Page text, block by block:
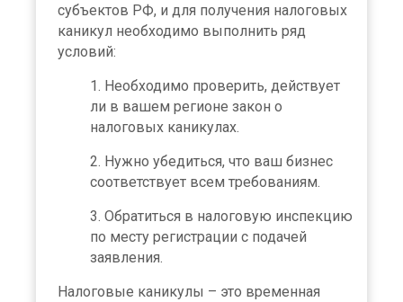
субъектов РФ, и для получения налоговых
каникул необходимо выполнить ряд
условий:
Необходимо проверить, действует
ли в вашем регионе закон о
налоговых каникулах.
Нужно убедиться, что ваш бизнес
соответствует всем требованиям.
Обратиться в налоговую инспекцию
по месту регистрации с подачей
заявления.
Налоговые каникулы – это временная